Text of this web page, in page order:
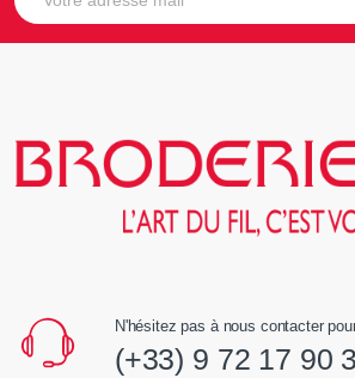
N'hésitez pas à nous contacter
(+33) 9 72 17 90